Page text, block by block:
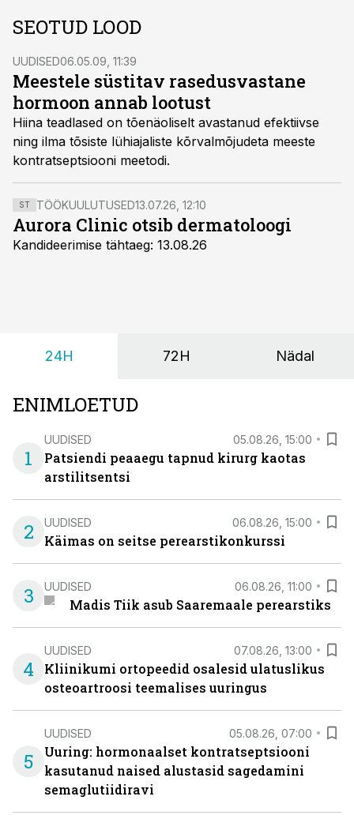
SEOTUD LOOD
UUDISED06.05.09, 11:39
Meestele süstitav rasedusvastane
hormoon annab lootust
Hiina teadlased on tõenäoliselt avastanud efektiivse
ning ilma tõsiste lühiajaliste kõrvalmõjudeta meeste
kontratseptsiooni meetodi.
ST TÖÖKUULUTUSED13.07.26, 12:10
Aurora Clinic otsib dermatoloogi
Kandideerimise tähtaeg: 13.08.26
24H 72H Nädal
ENIMLOETUD
1
UUDISED 05.08.26, 15:00
Patsiendi peaaegu tapnud kirurg kaotas
arstilitsentsi
2 UUDISED 06.08.26, 15:00
Käimas on seitse perearstikonkurssi
3 UUDISED 06.08.26, 11:00
Madis Tiik asub Saaremaale perearstiks
4
UUDISED 07.08.26, 13:00
Kliinikumi ortopeedid osalesid ulatuslikus
osteoartroosi teemalises uuringus
5
UUDISED 05.08.26, 07:00
Uuring: hormonaalset kontratseptsiooni
kasutanud naised alustasid sagedamini
semaglutiidiravi